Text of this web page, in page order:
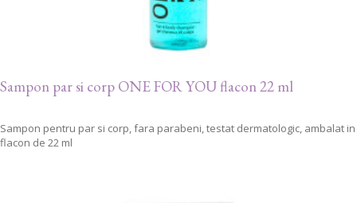
Sampon par si corp ONE FOR YOU flacon 22 ml
Sampon pentru par si corp, fara parabeni, testat dermatologic, ambalat in
flacon de 22 ml